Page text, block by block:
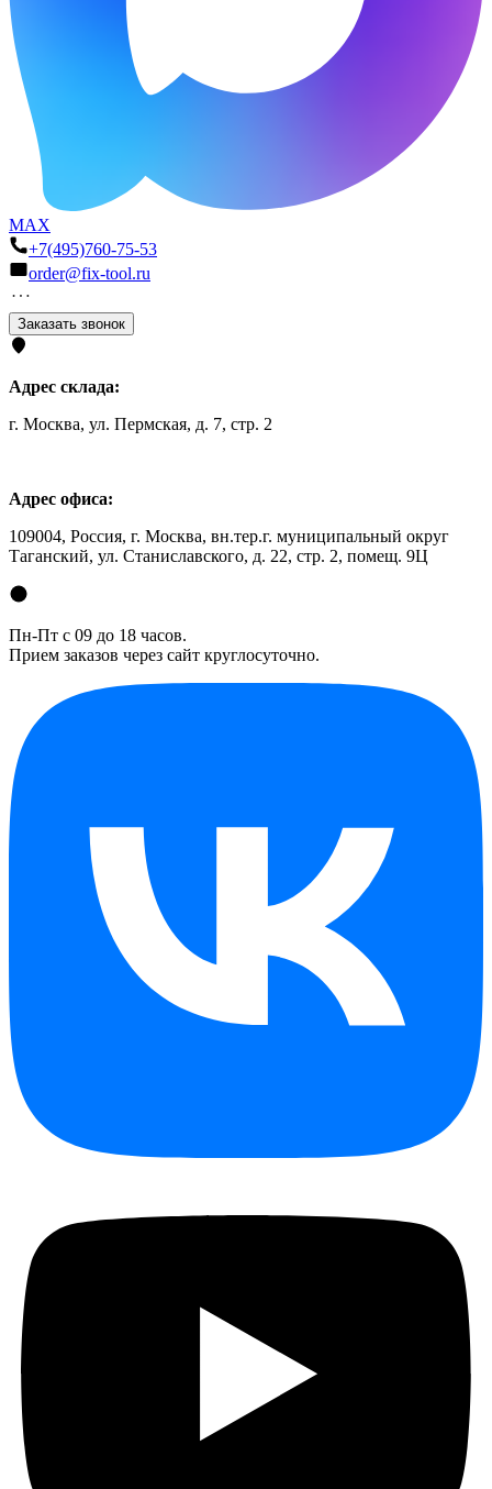
MAX
+7(495)760-75-53
order@fix-tool.ru
Заказать звонок
Адрес склада:
г. Москва, ул. Пермская, д. 7, стр. 2
Адрес офиса:
109004, Россия, г. Москва, вн.тер.г. муниципальный округ
Таганский, ул. Станиславского, д. 22, стр. 2, помещ. 9Ц
Пн-Пт с 09 до 18 часов.
Прием заказов через сайт круглосуточно.